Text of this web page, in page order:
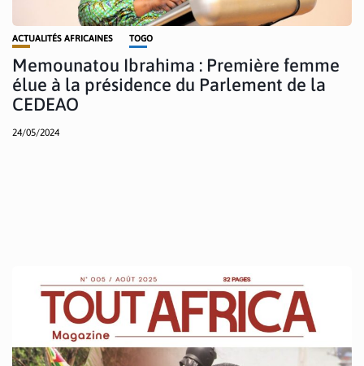
ACTUALITÉS AFRICAINES TOGO
Memounatou Ibrahima : Première femme
élue à la présidence du Parlement de la
CEDEAO
24/05/2024